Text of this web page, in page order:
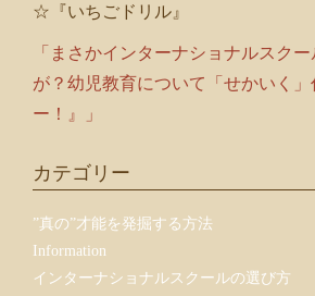
☆『いちごドリル』
「まさかインターナショナルスク
が？幼児教育について「せかいく」
ー！』」
カテゴリー
”真の”才能を発掘する方法
Information
インターナショナルスクールの選び方